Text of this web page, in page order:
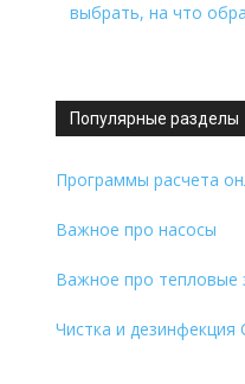
выбрать, на что
Популярные разделы
Программы расчета
Важное про насосы
Важное про тепловые
Чистка и дезинфекция